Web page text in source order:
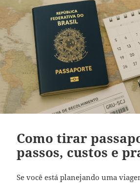
Como tirar
passos, custos e
Se você está planejando uma